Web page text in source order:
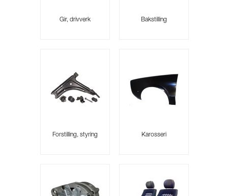
Gir, drivverk Bakstilling
Forstilling, styring Karosseri